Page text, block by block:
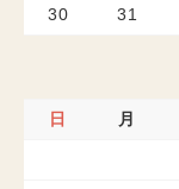
30 31
日 月